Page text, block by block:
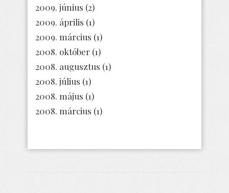
2009. június (2)
2009. április (1)
2009. március (1)
2008. október (1)
2008. augusztus (1)
2008. július (1)
2008. május (1)
2008. március (1)